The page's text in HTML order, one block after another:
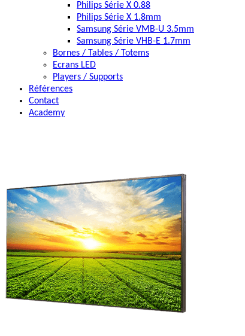
Philips Série X 0.88
Philips Série X 1.8mm
Samsung Série VMB-U 3.5mm
Samsung Série VHB-E 1.7mm
Bornes / Tables / Totems
Ecrans LED
Players / Supports
Références
Contact
Academy